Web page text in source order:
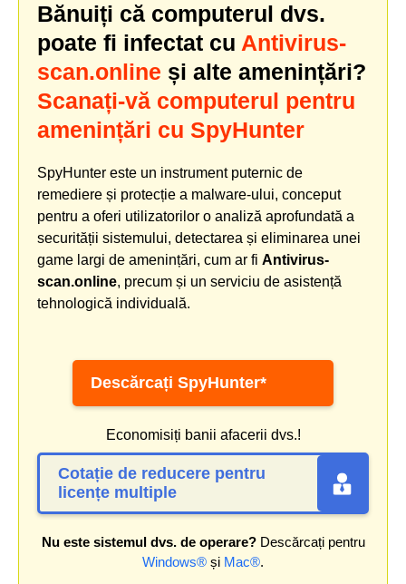
Bănuiți că computerul dvs.
poate fi infectat cu Antivirus-
scan.online și alte amenințări?
Scanați-vă computerul pentru
amenințări cu SpyHunter
SpyHunter este un instrument puternic de
remediere și protecție a malware-ului, conceput
pentru a oferi utilizatorilor o analiză aprofundată a
securității sistemului, detectarea și eliminarea unei
game largi de amenințări, cum ar fi Antivirus-
scan.online, precum și un serviciu de asistență
tehnologică individuală.
Descărcați SpyHunter*
Economisiți banii afacerii dvs.!
Cotație de reducere pentru
licențe multiple
Nu este sistemul dvs. de operare?Descărcați pentru
Windows® și Mac®.